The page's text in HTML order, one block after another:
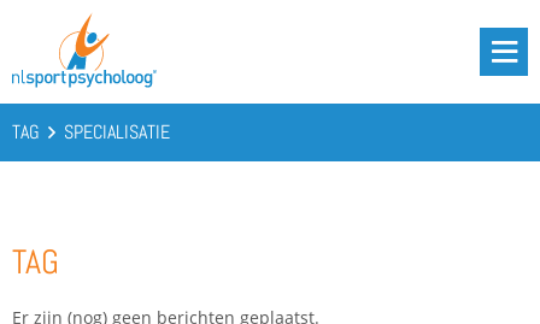
CONTACT
TAG SPECIALISATIE
TAG
Er zijn (nog) geen berichten geplaatst.